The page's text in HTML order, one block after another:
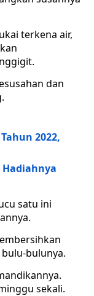
terkena air,
dan
2022,
Hadiahnya
satu ini
bulunya.
sekali.